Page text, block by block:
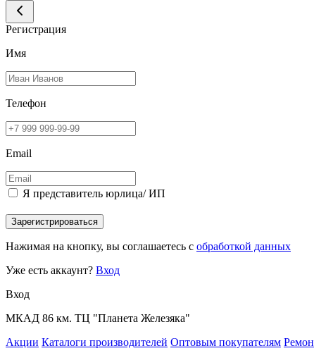
Регистрация
Имя
Телефон
Email
Я представитель юрлица/ ИП
Зарегистрироваться
Нажимая на кнопку, вы соглашаетесь с обработкой данных
Уже есть аккаунт? Вход
Вход
МКАД 86 км. ТЦ "Планета Железяка"
Акции Каталоги производителей Оптовым покупателям